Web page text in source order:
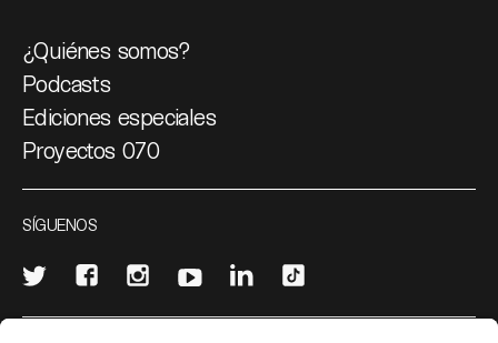
¿Quiénes somos?
Podcasts
Ediciones especiales
Proyectos 070
SÍGUENOS